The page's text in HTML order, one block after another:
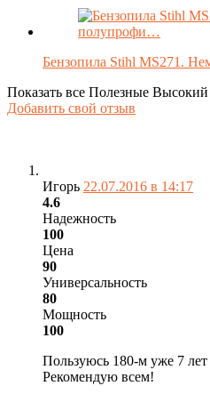
Бензопила Stihl MS271.
Показать все Полезные Высокий
Добавить свой отзыв
Игорь 22.07.2016 в 14:17
4.6
Надежность
100
Цена
90
Универсальность
80
Мощность
100
Пользуюсь 180-м уже 7
Рекомендую всем!